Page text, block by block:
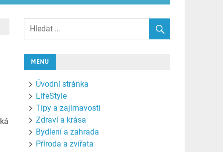
MENU
Úvodní stránka
LifeStyle
Tipy a zajímavosti
Zdraví a krása
Bydlení a zahrada
Příroda a zvířata